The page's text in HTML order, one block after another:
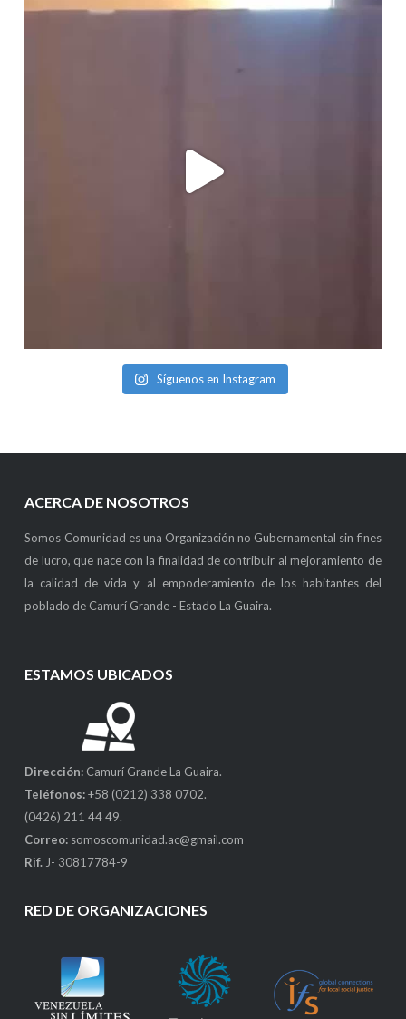
Síguenos en Instagram
ACERCA DE NOSOTROS
Somos Comunidad es una Organización no Gubernamental sin fines
de lucro, que nace con la finalidad de contribuir al mejoramiento de
la calidad de vida y al empoderamiento de los habitantes del
poblado de Camurí Grande - Estado La Guaira.
ESTAMOS UBICADOS
Dirección: Camurí Grande La Guaira.
Teléfonos:+58 (0212) 338 0702.
(0426) 211 44 49.
Correo: somoscomunidad.ac@gmail.com
Rif. J- 30817784-9
RED DE ORGANIZACIONES